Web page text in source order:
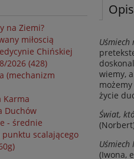
na Ziemi?
miłoscią
Chińskiej
2026 (428)
(mechanizm
Karma
Duchów
- średnie
punktu scalającego
Opis
wiemy,
życie
Świat,
(Iwona,